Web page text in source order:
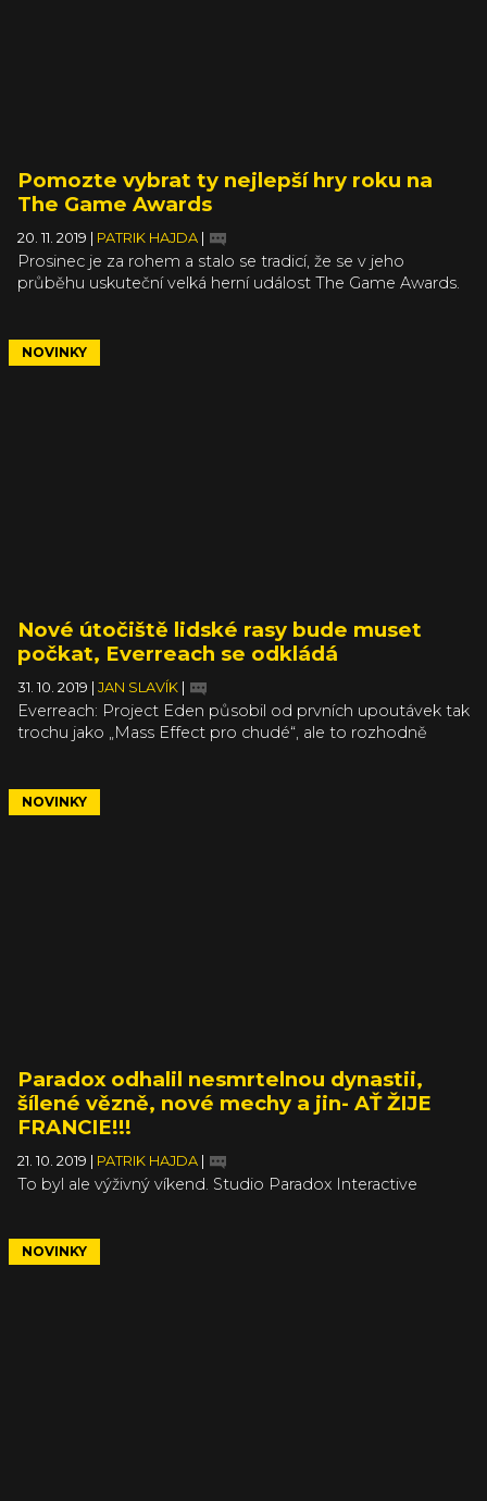
Pomozte vybrat ty nejlepší hry roku na
The Game Awards
20. 11. 2019 PATRIK HAJDA
Prosinec je za rohem a stalo se tradicí, že se v jeho
průběhu uskuteční velká herní událost The Game Awards.
Loni se touto cestou světu představily hry Dragon Age 4,
The Outer Worlds nebo třeba Far Cry New Dawn.
NOVINKY
Nové útočiště lidské rasy bude muset
počkat, Everreach se odkládá
31. 10. 2019 JAN SLAVÍK
Everreach: Project Eden působil od prvních upoutávek tak
trochu jako „Mass Effect pro chudé“, ale to rozhodně
klidně bez olbřímího rozpočtu, ale hlavně srdcem! Na
výsledek si však budeme muset počkat o trochu déle, než
NOVINKY
Paradox odhalil nesmrtelnou dynastii,
šílené vězně, nové mechy a jin- AŤ ŽIJE
FRANCIE!!!
21. 10. 2019 PATRIK HAJDA
To byl ale výživný víkend. Studio Paradox Interactive
Earthblood (článek), Surviving the Aftermath (článek) a o
NOVINKY